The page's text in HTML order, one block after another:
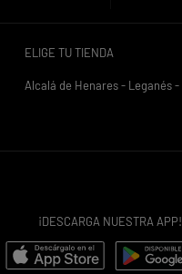
ELIGE TU TIENDA
Alcalá de Henares - Leganés -
¡DESCARGA NUESTRA APP!